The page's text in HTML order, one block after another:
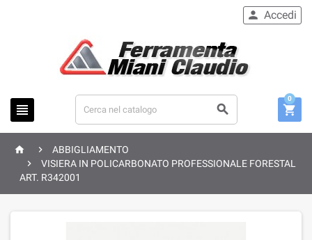
 
 Accedi

0
 
ABBIGLIAMENTO

VISIERA IN POLICARBONATO PROFESSIONALE FORESTAL
ART. R342001